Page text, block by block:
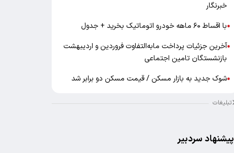
خبرنگار
●با اقساط ۶۰ ماهه خودرو اتوماتیک بخرید + جدول
●آخرین جزئیات پرداخت مابه‌التفاوت فروردین و اردیبهشت
بازنشستگان تامین اجتماعی
●شوک جدید به بازار مسکن / قیمت مسکن دو برابر شد
تبلیغات
پیشنهاد سردبیر